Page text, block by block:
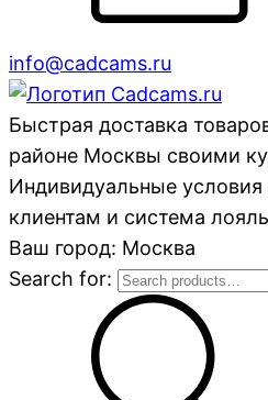
info@cadcams.ru
Быстрая доставка
районе Москвы своими
Индивидуальные
клиентам и система
Ваш город: Москва
Search for: